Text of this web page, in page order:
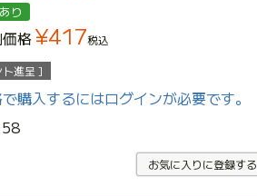
り
格¥417税込
ト進呈 ]
購入するにはログインが必要です。
58
お気に入りに登録する